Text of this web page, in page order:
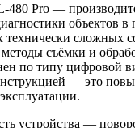
Pro —
объектов
технически сложных
методы съёмки и
по типу цифровой
— это
устройства —